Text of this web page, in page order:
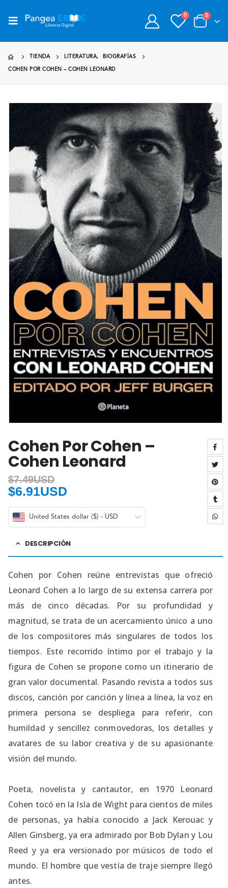
0 0
TIENDA LITERATURA, BIOGRAFÍAS
COHEN POR COHEN – COHEN LEONARD
Cohen Por Cohen –
Cohen Leonard
$7.49USD
$6.91USD
United States dollar ($) - USD
DESCRIPCIÓN
Cohen por Cohen reúne entrevistas que ofreció
Leonard Cohen a lo largo de su extensa carrera por
más de cinco décadas. Por su profundidad y
magnitud, se trata de un acercamiento único a uno
de los compositores más singulares de todos los
tiempos. Este recorrido íntimo por el trabajo y la
figura de Cohen se propone como un itinerario de
gran valor documental. Pasando revista a todos sus
discos, canción por canción y línea a línea, la voz en
primera persona se despliega para referir, con
humildad y sencillez conmovedoras, los detalles y
avatares de su labor creativa y de su apasionante
visión del mundo.
Poeta, novelista y cantautor, en 1970 Leonard
Cohen tocó en la Isla de Wight para cientos de miles
de personas, ya había conocido a Jack Kerouac y
Allen Ginsberg, ya era admirado por Bob Dylan y Lou
Reed y ya era versionado por músicos de todo el
mundo. El hombre que vestía de traje siempre llegó
antes.